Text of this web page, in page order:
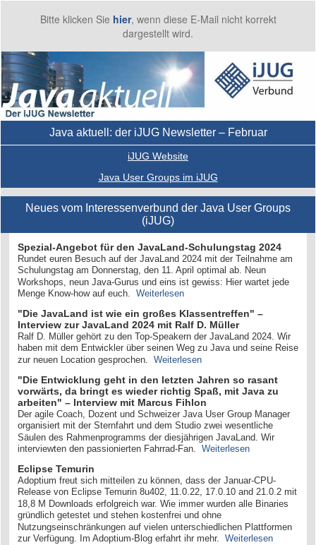
Bitte klicken Sie hier, wenn diese E-Mail nicht korrekt
dargestellt wird.
Java aktuell: der iJUG Newsletter – Februar
iJUG Website
Java User Groups im iJUG
Neues vom Interessenverbund der Java User Groups
(iJUG)
Spezial-Angebot für den JavaLand-Schulungstag 2024
Rundet euren Besuch auf der JavaLand 2024 mit der Teilnahme am
Schulungstag am Donnerstag, den 11. April optimal ab. Neun
Workshops, neun Java-Gurus und eins ist gewiss: Hier wartet jede
Menge Know-how auf euch. Weiterlesen
"Die JavaLand ist wie ein großes Klassentreffen" –
Interview zur JavaLand 2024 mit Ralf D. Müller
Ralf D. Müller gehört zu den Top-Speakern der JavaLand 2024. Wir
haben mit dem Entwickler über seinen Weg zu Java und seine Reise
zur neuen Location gesprochen.
Weiterlesen
"Die Entwicklung geht in den letzten Jahren so rasant
vorwärts, da bringt es wieder richtig Spaß, mit Java zu
arbeiten" – Interview mit Marcus Fihlon
Der agile Coach, Dozent und Schweizer Java User Group Manager
organisiert mit der Sternfahrt und dem Studio zwei wesentliche
Säulen des Rahmenprogramms der diesjährigen JavaLand. Wir
interviewten den passionierten Fahrrad-Fan. Weiterlesen
Eclipse Temurin
Adoptium freut sich mitteilen zu können, dass der Januar-CPU-
Release von Eclipse Temurin 8u402, 11.0.22, 17.0.10 and 21.0.2 mit
18,8 M Downloads erfolgreich war. Wie immer wurden alle Binaries
gründlich getestet und stehen kostenfrei und ohne
Nutzungseinschränkungen auf vielen unterschiedlichen Plattformen
zur Verfügung. Im Adoptium-Blog erfahrt ihr mehr. Weiterlesen